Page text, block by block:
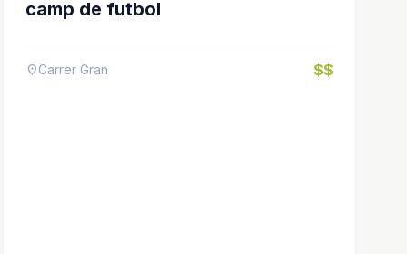
camp de futbol
location_onCarrer Gran $$